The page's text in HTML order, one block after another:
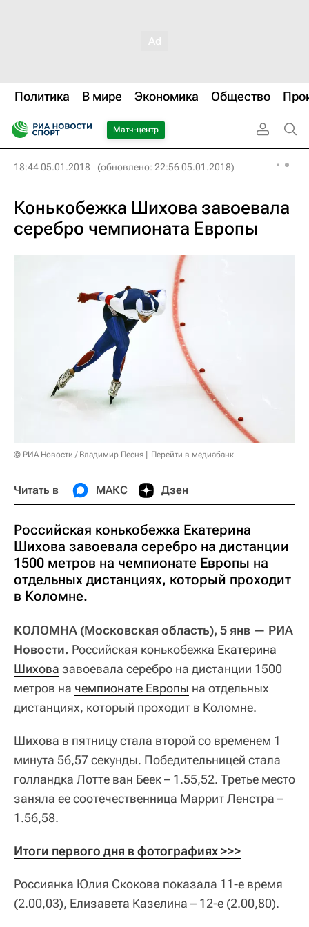
Политика В мире Экономика Общество
Матч-центр
18:44 05.01.2018 (обновлено: 22:56 05.01.2018)
Конькобежка Шихова завоевала
серебро чемпионата Европы‍
© РИА Новости / Владимир Песня Перейти в медиабанк
Читать в МАКС Дзен
Российская конькобежка Екатерина
Шихова завоевала серебро на дистанции
1500 метров на чемпионате Европы на
отдельных дистанциях, который проходит
в Коломне.
КОЛОМНА (Московская область), 5 янв — РИА
Новости. Российская конькобежка Екатерина
Шихова завоевала серебро на дистанции 1500
метров на чемпионате Европы на отдельных
дистанциях, который проходит в Коломне.
Шихова в пятницу стала второй со временем 1
минута 56,57 секунды. Победительницей стала
голландка Лотте ван Беек – 1.55,52. Третье место
заняла ее соотечественница Маррит Ленстра –
1.56,58.
Итоги первого дня в фотографиях >>>
Россиянка Юлия Скокова показала 11-е время
(2.00,03), Елизавета Казелина – 12-е (2.00,80).